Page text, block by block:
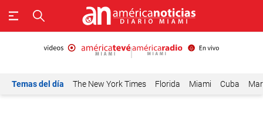
Temas del día The New York Times Florida Miami Cuba